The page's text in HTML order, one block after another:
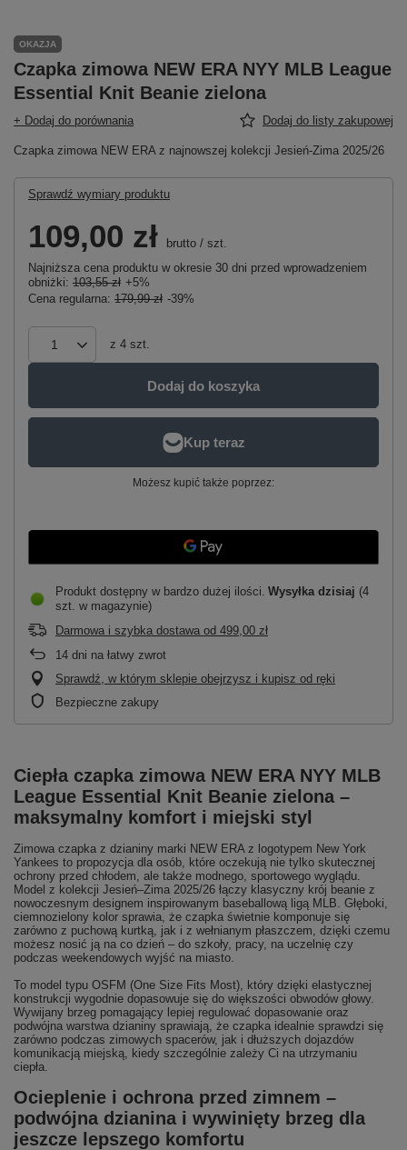
OKAZJA
Czapka zimowa NEW ERA NYY MLB League
Essential Knit Beanie zielona
+ Dodaj do porównania Dodaj do listy zakupowej
Czapka zimowa NEW ERA z najnowszej kolekcji Jesień-Zima 2025/26
Sprawdź wymiary produktu
109,00 zł brutto / szt.
Najniższa cena produktu w okresie 30 dni przed wprowadzeniem
obniżki: 103,55 zł +5%
Cena regularna: 179,99 zł -39%
z 4 szt.
Dodaj do koszyka
Możesz kupić także poprzez:
Produkt dostępny w bardzo dużej ilości Wysyłka dzisiaj (4
szt. w magazynie)
Darmowa i szybka dostawa od 499,00 zł
14 dni na łatwy zwrot
Sprawdź, w którym sklepie obejrzysz i kupisz od ręki
Bezpieczne zakupy
Ciepła czapka zimowa NEW ERA NYY MLB
League Essential Knit Beanie zielona –
maksymalny komfort i miejski styl
Zimowa czapka z dzianiny marki NEW ERA z logotypem New York
Yankees to propozycja dla osób, które oczekują nie tylko skutecznej
ochrony przed chłodem, ale także modnego, sportowego wyglądu.
Model z kolekcji Jesień–Zima 2025/26 łączy klasyczny krój beanie z
nowoczesnym designem inspirowanym baseballową ligą MLB. Głęboki,
ciemnozielony kolor sprawia, że czapka świetnie komponuje się
zarówno z puchową kurtką, jak i z wełnianym płaszczem, dzięki czemu
możesz nosić ją na co dzień – do szkoły, pracy, na uczelnię czy
podczas weekendowych wyjść na miasto.
To model typu OSFM (One Size Fits Most), który dzięki elastycznej
konstrukcji wygodnie dopasowuje się do większości obwodów głowy.
Wywijany brzeg pomagający lepiej regulować dopasowanie oraz
podwójna warstwa dzianiny sprawiają, że czapka idealnie sprawdzi się
zarówno podczas zimowych spacerów, jak i dłuższych dojazdów
komunikacją miejską, kiedy szczególnie zależy Ci na utrzymaniu
ciepła.
Ocieplenie i ochrona przed zimnem –
podwójna dzianina i wywinięty brzeg dla
jeszcze lepszego komfortu